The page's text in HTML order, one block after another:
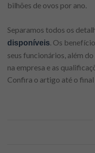
bilhões de ovos por ano.
Separamos todos os
disponíveis. Os
seus funcionários, além
na empresa e as
Confira o artigo até o